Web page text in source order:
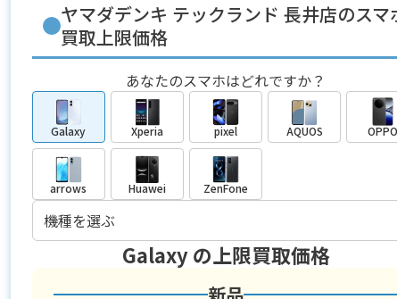
ヤマダデンキ テックランド 長井店のスマ
買取上限価格
あなたのスマホはどれですか？
Galaxy Xperia pixel AQUOS OPPO
arrows Huawei ZenFone
Galaxyの上限買取価格